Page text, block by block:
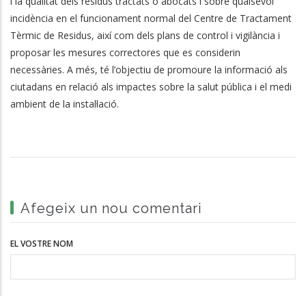
incidència en el funcionament normal del Centre de Tractament
Tèrmic de Residus, així com dels plans de control i vigilància i
proposar les mesures correctores que es considerin
necessàries. A més, té l’objectiu de promoure la informació als
ciutadans en relació als impactes sobre la salut pública i el medi
ambient de la instal·lació.
Afegeix un nou comentari
EL VOSTRE NOM